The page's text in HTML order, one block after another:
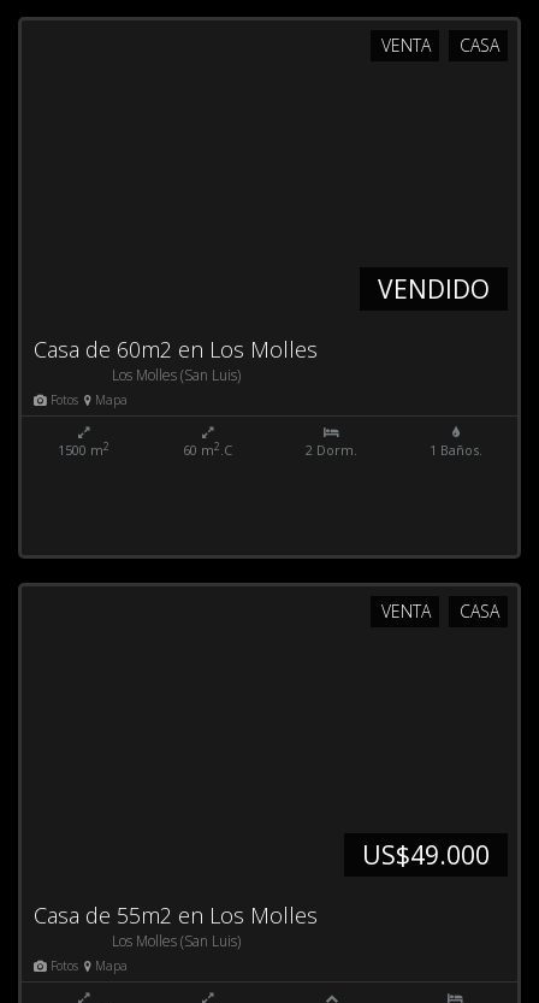
CASA
VENTA
VENDIDO
Casa de 60m2 en Los Molles
Los Molles (San Luis)
Fotos Mapa
1500 m2 60 m2.C 2 Dorm. 1 Baños.
CASA
VENTA
US$49.000
Casa de 55m2 en Los Molles
Los Molles (San Luis)
Fotos Mapa